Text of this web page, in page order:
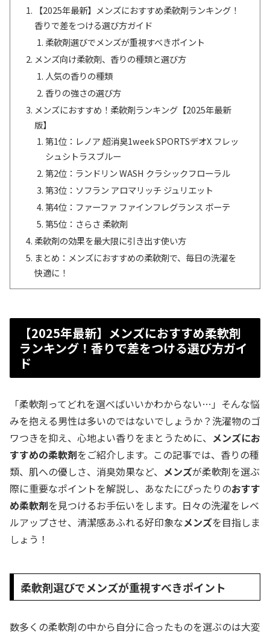
【2025年最新】メンズにおすすめ柔軟剤ランキング！
香りで差をつける選び方ガイド
柔軟剤選びでメンズが重視すべきポイント
メンズ向け柔軟剤、香りの種類と選び方
人気の香りの種類
香りの強さの選び方
メンズにおすすめ！柔軟剤ランキング【2025年最新
版】
第1位：レノア 超消臭1week SPORTSデオX フレッ
シュシトラスブルー
第2位：ランドリン WASH クラシックフローラル
第3位：ソフラン アロマリッチ ジュリエット
第4位：ファーファ ファインフレグランス ボーテ
第5位：さらさ 柔軟剤
柔軟剤の効果を最大限に引き出す使い方
まとめ：メンズにおすすめの柔軟剤で、毎日の洗濯を
快適に！
【2025年最新】メンズにおすすめ柔軟剤
ランキング！香りで差をつける選び方ガイ
ド
「柔軟剤ってどれを選べばいいかわからない…」そんな悩
みを抱える男性は多いのではないでしょうか？洗濯物のゴ
ワつきを抑え、心地よい香りをまとうために、 メンズにお
すすめの柔軟剤をご紹介します。この記事では、香りの種
類、肌への優しさ、消臭効果など、 メンズが柔軟剤を選ぶ
際に重要なポイントを解説し、あなたにぴったりのおすす
め柔軟剤を見つけるお手伝いをします。日々の洗濯をレベ
ルアップさせ、清潔感あふれる好印象なメンズを目指しま
しょう！
柔軟剤選びでメンズが重視すべきポイント
数多くの柔軟剤の中から自分に合ったものを選ぶのは大変